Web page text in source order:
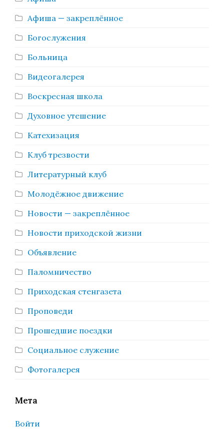
Афиша — закреплённое
Богослужения
Больница
Видеогалерея
Воскресная школа
Духовное утешение
Катехизация
Клуб трезвости
Литературный клуб
Молодёжное движение
Новости — закреплённое
Новости приходской жизни
Объявление
Паломничество
Приходская стенгазета
Проповеди
Прошедшие поездки
Социальное служение
Фотогалерея
Мета
Войти